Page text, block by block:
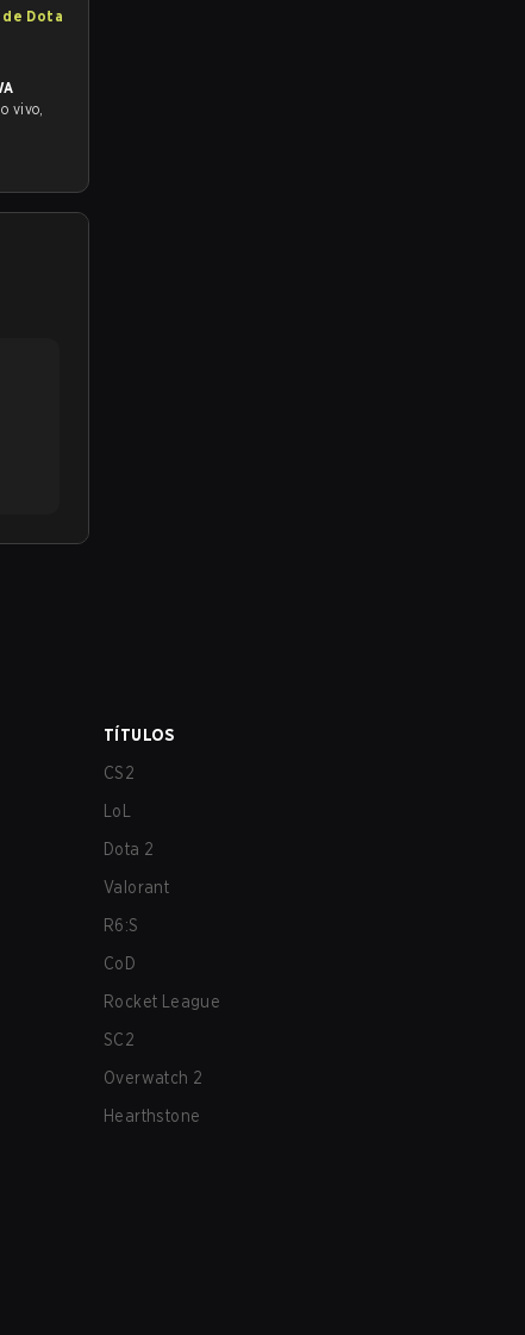
Dota
TÍTULOS
CS2
LoL
Dota 2
Valorant
R6:S
CoD
Rocket League
SC2
Overwatch 2
Hearthstone